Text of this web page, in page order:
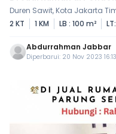
Duren Sawit, Kota Jakarta
2 KT
1 KM LB : 100 m²
Abdurrahman Jabbar
Diperbarui: 20 Nov 2023 16:13